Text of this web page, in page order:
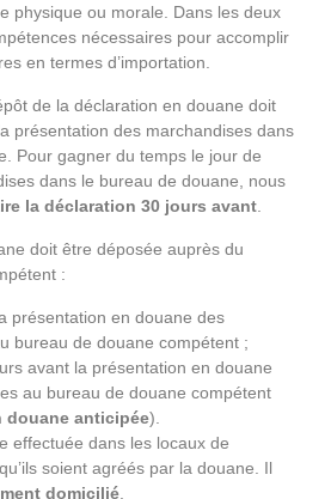
physique ou morale. Dans les deux
nécessaires pour accomplir
en termes d’importation.
de la déclaration en douane doit
présentation des marchandises dans
Pour gagner du temps le jour de
dans le bureau de douane, nous
la déclaration 30 jours avant
doit être déposée auprès du
:
présentation en douane des
bureau de douane compétent ;
avant la présentation en douane
au bureau de douane compétent
douane anticipée).
effectuée dans les locaux de
soient agréés par la douane. Il
domicilié